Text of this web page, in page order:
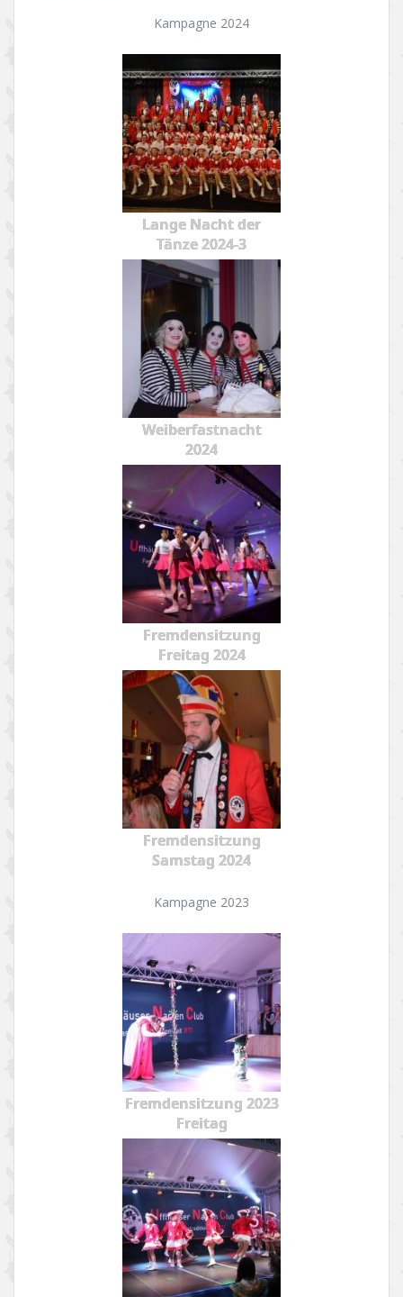
Kampagne 2024
Lange Nacht der
Tänze 2024-3
Weiberfastnacht
2024
Fremdensitzung
Freitag 2024
Fremdensitzung
Samstag 2024
Kampagne 2023
Fremdensitzung 2023
Freitag